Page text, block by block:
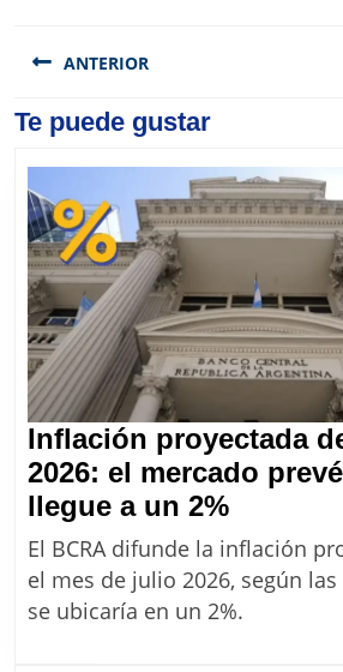
de
ANTERIOR
Previous
Te puede gustar
Inflación proyectada
2026: el mercado
llegue a un 2%Inflación
de
julio
El BCRA difunde la inflación
el mes de julio 2026, según
se ubicaría en un 2%.